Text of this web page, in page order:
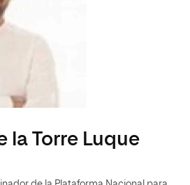
la Torre Luque